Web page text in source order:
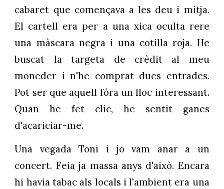
cabaret que començava a les deu i mitja.
El cartell era per a una xica oculta rere
una màscara negra i una cotilla roja. He
buscat la targeta de crèdit al meu
moneder i n'he comprat dues entrades.
Pot ser que aquell fóra un lloc interessant.
Quan he fet clic, he sentit ganes
d'acariciar-me.
Una vegada Toni i jo vam anar a un
concert. Feia ja massa anys d'això. Encara
hi havia tabac als locals i l'ambient era una